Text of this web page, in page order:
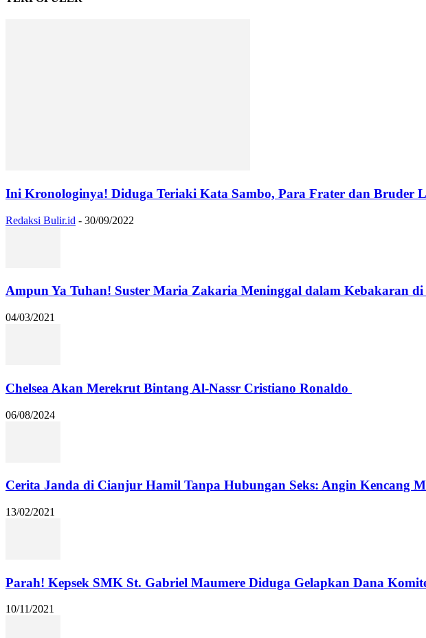
Ini Kronologinya! Diduga Teriaki Kata Sambo, Para Frater dan Bruder
Redaksi Bulir.id - 30/09/2022
Ampun Ya Tuhan! Suster Maria Zakaria Meninggal dalam Kebakaran
04/03/2021
Chelsea Akan Merekrut Bintang Al-Nassr Cristiano Ronaldo
06/08/2024
Cerita Janda di Cianjur Hamil Tanpa Hubungan Seks: Angin Kencang
13/02/2021
Parah! Kepsek SMK St. Gabriel Maumere Diduga Gelapkan Dana
10/11/2021